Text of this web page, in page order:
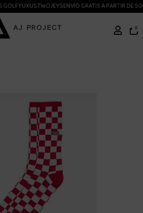
YUXUSTWOJEYSENVÍO GRATIS A PARTIR DE
0